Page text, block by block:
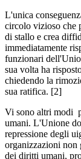
L'unica
circolo vizioso che
di stallo e crea
immediatamente
funzionari
sua volta ha
chiedendo la
sua ratifica. [2]
Vi sono altri modi
umani. L'Unione
repressione degli
organizzazioni non
dei diritti umani,